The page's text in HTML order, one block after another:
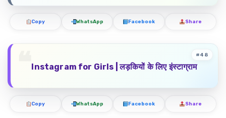
Copy WhatsApp Facebook Share
Instagram for Girls |लड़कियों के लिए इंस्टाग्राम
#48
Copy WhatsApp Facebook Share